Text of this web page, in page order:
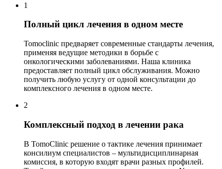
1
Полный цикл лечения в одном месте
Tomoclinic предваряет современные стандарты лечения,
применяя ведущие методики в борьбе с
онкологическими заболеваниями. Наша клиника
предоставляет полный цикл обслуживания. Можно
получить любую услугу от одной консультации до
комплексного лечения в одном месте.
2
Комплексный подход в лечении рака
В TomoClinic решение о тактике лечения принимает
консилиум специалистов – мультидисциплинарная
комиссия, в которую входят врачи разных профилей.